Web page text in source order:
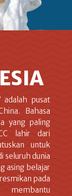
adalah pusat
Bahasa
yang paling
lahir dari
untuk
seluruh dunia
asing belajar
pada